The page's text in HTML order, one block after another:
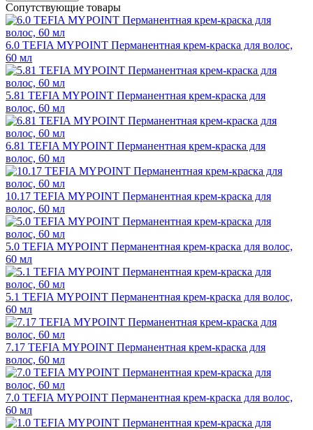
Сопутствующие товары
6.0 TEFIA MYPOINT Перманентная крем-краска для волос,
60 мл
5.81 TEFIA MYPOINT Перманентная крем-краска для
волос, 60 мл
6.81 TEFIA MYPOINT Перманентная крем-краска для
волос, 60 мл
10.17 TEFIA MYPOINT Перманентная крем-краска для
волос, 60 мл
5.0 TEFIA MYPOINT Перманентная крем-краска для волос,
60 мл
5.1 TEFIA MYPOINT Перманентная крем-краска для волос,
60 мл
7.17 TEFIA MYPOINT Перманентная крем-краска для
волос, 60 мл
7.0 TEFIA MYPOINT Перманентная крем-краска для волос,
60 мл